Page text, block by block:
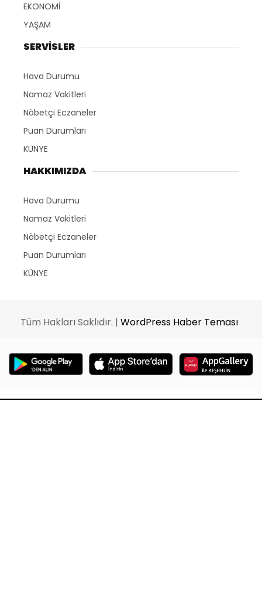
EKONOMİ
YAŞAM
SERVİSLER
Hava Durumu
Namaz Vakitleri
Nöbetçi Eczaneler
Puan Durumları
KÜNYE
HAKKIMIZDA
Hava Durumu
Namaz Vakitleri
Nöbetçi Eczaneler
Puan Durumları
KÜNYE
Tüm Hakları Saklıdır. | WordPress Haber Teması